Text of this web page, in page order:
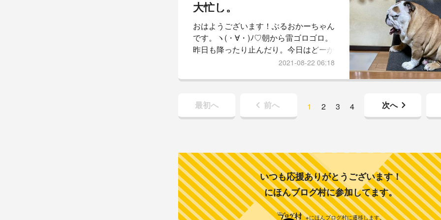
やく静かになったところ。夕方まできっ
と眠り続けるでしょう。笑昨日は、また
ピザ作り。とーちゃん気に入ってくれた
ようでお昼ご飯ピザが良い！って...
大忙し。
おはようございます！ぶるおかーちゃん
です。ヽ(・∀・)ﾉ♡朝から雷ゴロゴロ。
昨日も降ったり止んだり。今日はどーか
な？ソファーに座る姿は、もはや人間w
がーい昼寝から起きてぼっへぇーとして
笑昨日は、せっせとピザ作り。作り過ぎ
たキーマカレーのスライド料理。生地だ
2021-08-22 06:18
最初へ 前へ 1 2 3 4 次へ
いつも応援ありがとうございます！
にほんブログ村に参加してます。
※にほんブログ村に遷移します。